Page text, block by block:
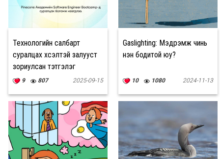
Технологийн салбарт
суралцах хүсэлтэй залууст
зориулсан тэтгэлэг
зарлалаа
9 807 2025-09-15
Gaslighting: Мэдрэмж чинь
үнэн бодитой юу?
10 1080 2024-11-13